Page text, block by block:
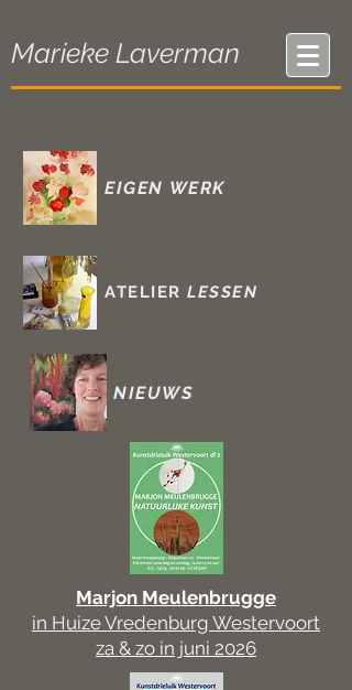
Marieke Laverman
EIGEN WERK
ATELIER LESSEN
NIEUWS
Marjon Meulenbrugge
in Huize Vredenburg Westervoort
za & zo in juni 2026